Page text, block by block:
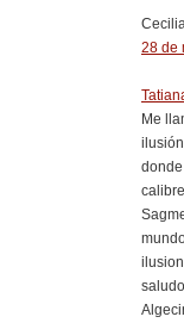
28 de
Me